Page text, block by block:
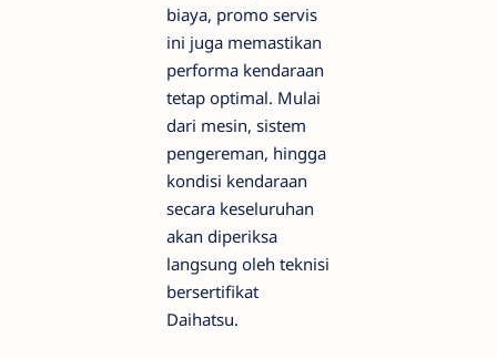
biaya, promo servis
ini juga memastikan
performa kendaraan
tetap optimal. Mulai
dari mesin, sistem
pengereman, hingga
kondisi kendaraan
secara keseluruhan
akan diperiksa
langsung oleh teknisi
bersertifikat
Daihatsu.